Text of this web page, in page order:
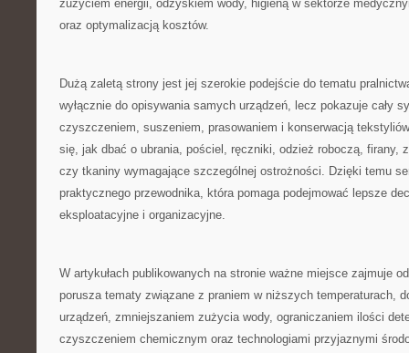
zużyciem energii, odzyskiem wody, higieną w sektorze
oraz optymalizacją kosztów.
Dużą zaletą strony jest jej szerokie podejście do tematu
wyłącznie do opisywania samych urządzeń, lecz pokazuje cały
czyszczeniem, suszeniem, prasowaniem i konserwacją
się, jak dbać o ubrania, pościel, ręczniki, odzież roboczą, firany,
czy tkaniny wymagające szczególnej ostrożności. Dzięki temu
praktycznego przewodnika, która pomaga podejmować lepsze
eksploatacyjne i organizacyjne.
W artykułach publikowanych na stronie ważne miejsce zajmuje
porusza tematy związane z praniem w niższych temperaturach,
urządzeń, zmniejszaniem zużycia wody, ograniczaniem ilości
czyszczeniem chemicznym oraz technologiami przyjaznymi